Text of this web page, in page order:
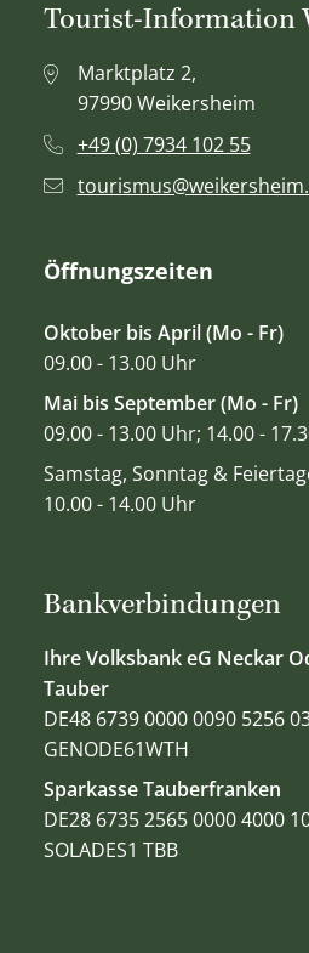
Bankverbindungen
Ihre Volksbank eG Neckar
Tauber
DE48 6739 0000 0090 5256
GENODE61WTH
Sparkasse Tauberfranken
DE28 6735 2565 0000 4000
SOLADES1 TBB
Tourist-Information
Marktplatz 2,
97990 Weikersheim
+49 (0) 7934 102 55
Öffnungszeiten
Oktober bis April (Mo - Fr)
09.00 - 13.00 Uhr
Mai bis September (Mo - Fr)
09.00 - 13.00 Uhr; 14.00 -
Samstag, Sonntag &
10.00 - 14.00 Uhr